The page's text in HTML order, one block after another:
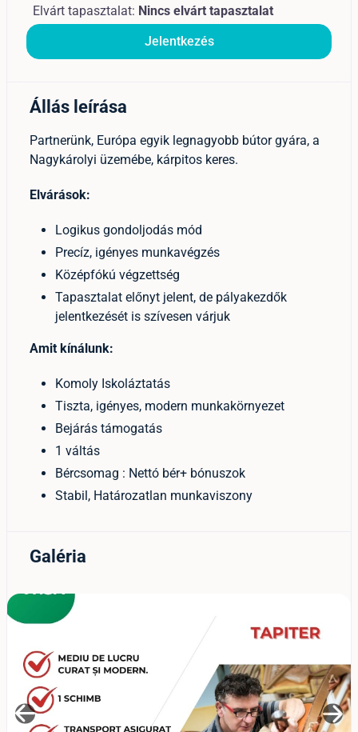
Elvárt tapasztalat: Nincs elvárt tapasztalat
Jelentkezés
Állás leírása
Partnerünk, Európa egyik legnagyobb bútor gyára, a
Nagykárolyi üzemébe, kárpitos keres.
Elvárások:
Logikus gondoljodás mód
Precíz, igényes munkavégzés
Középfókú végzettség
Tapasztalat előnyt jelent, de pályakezdők
jelentkezését is szívesen várjuk
Amit kínálunk:
Komoly Iskoláztatás
Tiszta, igényes, modern munkakörnyezet
Bejárás támogatás
1 váltás
Bércsomag : Nettó bér+ bónuszok
Stabil, Határozatlan munkaviszony
Galéria